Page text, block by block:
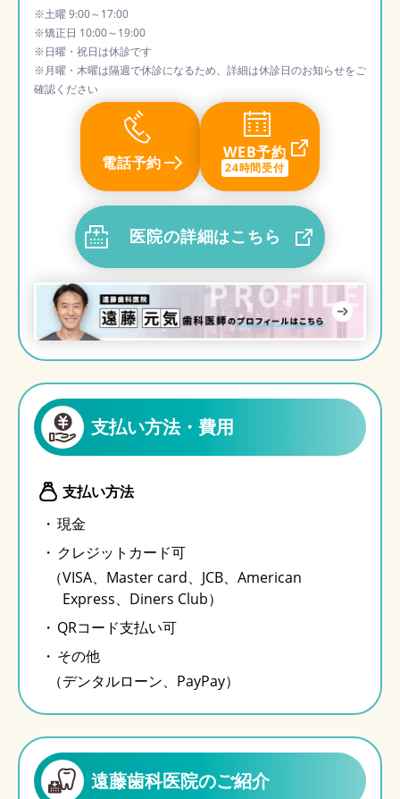
※土曜 9:00～17:00
※矯正日 10:00～19:00
※日曜・祝日は休診です
※月曜・木曜は隔週で休診になるため、詳細は休診日のお知らせをご
確認ください
電話予約
WEB予約
24時間受付
医院の詳細はこちら
支払い方法・費用
支払い方法
現金
クレジットカード可
（VISA、Master card、JCB、American
Express、Diners Club）
QRコード支払い可
その他
（デンタルローン、PayPay）
遠藤歯科医院のご紹介